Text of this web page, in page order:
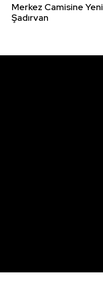
Merkez Camisine Yeni
Şadırvan